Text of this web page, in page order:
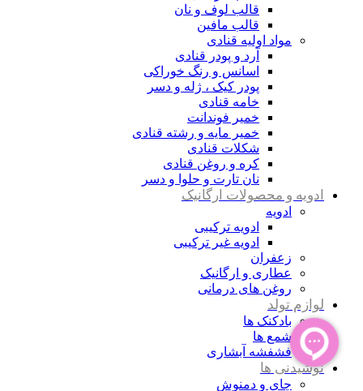
قالب لوف و نان
قالب مافین
مواد اولیه قنادی
آرد و پودر قنادی
اسانس و رنگ خوراکی
پودر کیک ، ژله و دسر
خامه قنادی
خمیر فوندانت
خمیر مایه و رشته قنادی
شکلات قنادی
کره و روغن قنادی
نان تارت و حلوا و دسر
ادویه و محصولات ارگانیک
ادویه
ادویه ترکیبی
ادویه غیر ترکیبی
زعفران
عطاری و ارگانیک
روغن های درمانی
لوازم تولد
بادکنک ها
شمع ها
فشفشه آبشاری
نوشیدنی ها
چای و دمنوش